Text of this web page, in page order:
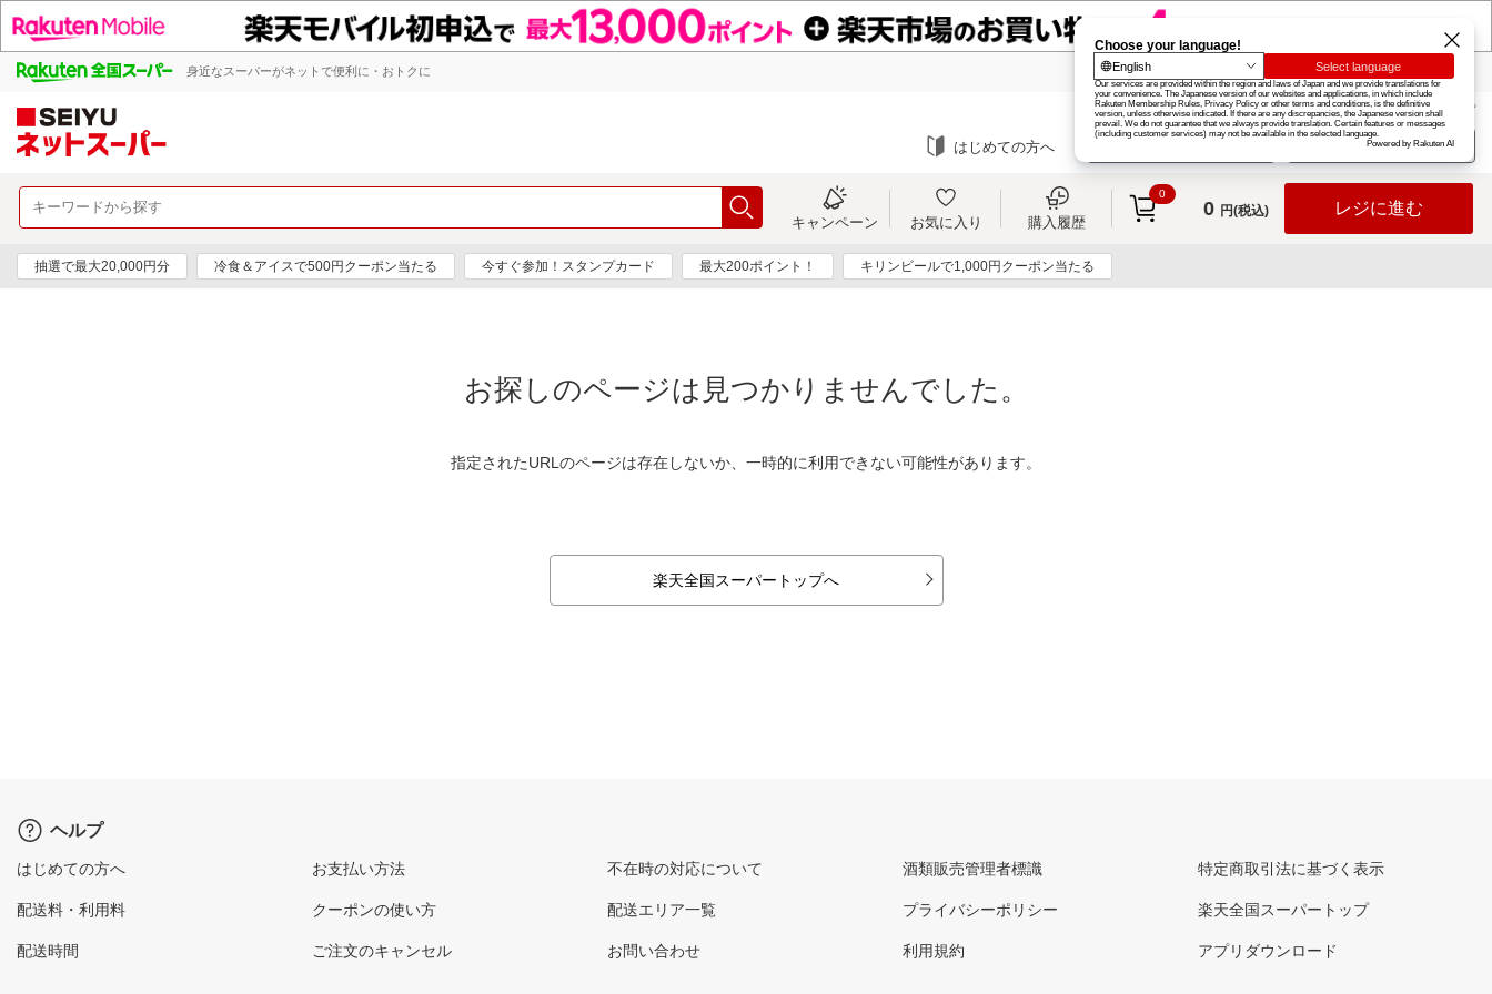
身近なスーパーがネットで便利に・おトクに 楽天グループ カード
お知らせ ヘルプ
はじめての方へ ログイン
キャンペーン お気に入り 購入履歴
0
0 円(税込) レジに進む
抽選で最大20,000円分 冷食＆アイスで500円クーポン当たる 今すぐ参加！スタンプカード 最大200ポイント！ キリンビールで1,000円クーポン当たる
お探しのページは見つかりませんでした。
指定されたURLのページは存在しないか、一時的に利用できない可能性があります。
楽天全国スーパートップへ
ヘルプ
はじめての方へ
配送料・利用料
配送時間
お支払い方法
クーポンの使い方
ご注文のキャンセル
不在時の対応について
配送エリア一覧
お問い合わせ
酒類販売管理者標識
プライバシーポリシー
利用規約
特定商取引法に基づく表示
楽天全国スーパートップ
アプリダウンロード